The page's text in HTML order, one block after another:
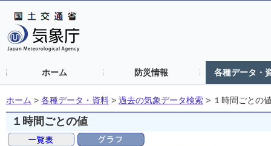
ホーム 防災情報 各種データ・
ホーム > 各種データ・資料 > 過去の気象データ検索 > １時間ごとの
１時間ごとの値